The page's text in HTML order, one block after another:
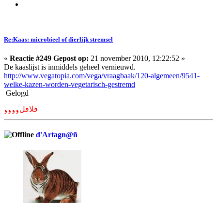
Re:Kaas: microbieel of dierlijk stremsel
« Reactie #249 Gepost op: 21 november 2010, 12:22:52 »
De kaaslijst is inmiddels geheel vernieuwd.
http://www.vegatopia.com/vega/vraagbaak/120-algemeen/9541-
welke-kazen-worden-vegetarisch-gestremd
Gelogd
,,,,فلافل
d'Artagn@ñ